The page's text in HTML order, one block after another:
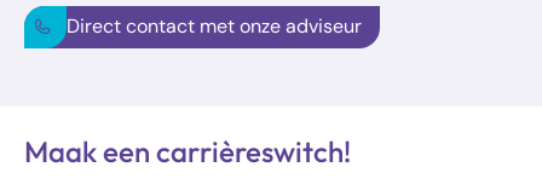
Direct contact met onze adviseur
Maak een carrièreswitch!